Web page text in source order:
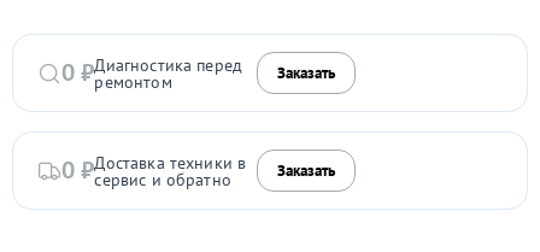
0 ₽Диагностика перед
ремонтом Заказать
0 ₽Доставка техники в
сервис и обратно Заказать